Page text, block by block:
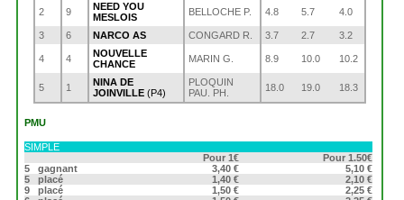
2 9
NEED YOU
MESLOIS
BELLOCHE P. 4.8 5.7 4.0
3 6 NARCO AS CONGARD R. 3.7 2.7 3.2
4 4
NOUVELLE
CHANCE
MARIN G. 8.9 10.0 10.2
5 1
NINA DE
JOINVILLE (P4)
PLOQUIN
PAU. PH.
18.0 19.0 18.3
PMU
SIMPLE
Pour 1€
Pour 1.50€
5
gagnant 3,40 €
5,10 €
5
placé 1,40 €
2,10 €
9
placé 1,50 €
2,25 €